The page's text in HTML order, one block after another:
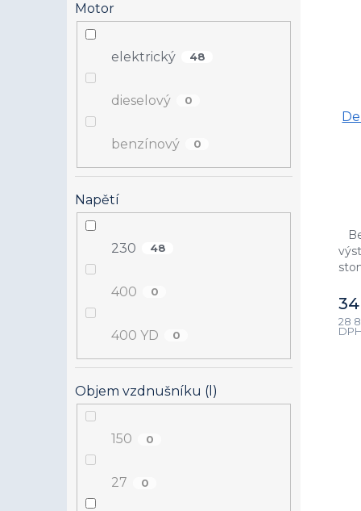
Motor
elektrický 48
dieselový 0
benzínový 0
Napětí
230 48
400 0
400 YD 0
Objem vzdnušníku (l)
150 0
27 0
28
DPH